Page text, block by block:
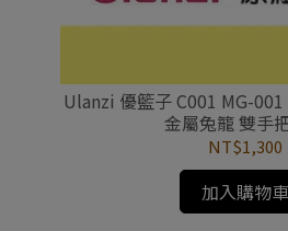
Ulanzi 優籃子 C001 MG-
金屬兔籠 雙手
NT$1,300
加入購物車